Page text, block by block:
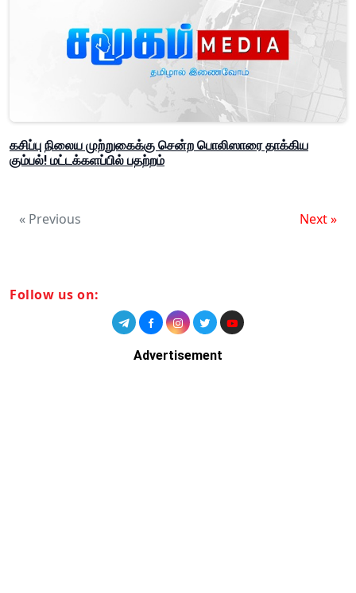
கசிப்பு நிலைய முற்றுகைக்கு சென்ற பொலிஸாரை தாக்கிய
கும்பல்! மட்டக்களப்பில் பதற்றம்
« Previous Next »
Follow us on:
Advertisement